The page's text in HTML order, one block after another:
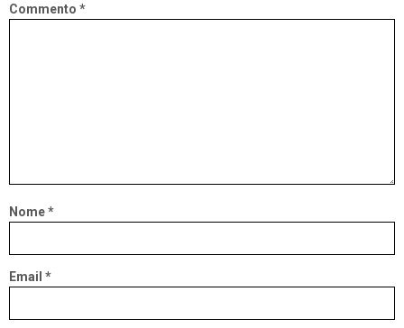
Commento *
Nome*
Email *